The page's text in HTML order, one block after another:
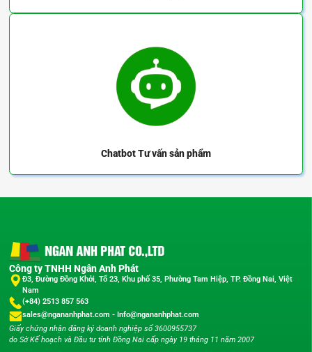
WLS-HSCT-P
ChatbotTư vấn sản phẩm
Công ty TNHH Ngân Anh Phát
Đ3, Đường Đồng Khởi, Tổ 23, Khu phố 35, Phường Tam Hiệp, TP. Đồng Nai, Việt
Nam
(+84) 2513 857 563
sales@ngananhphat.com - Info@ngananhphat.com
Giấy chứng nhận đăng ký doanh nghiệp số 3600955737
do Sở Kế hoạch và Đầu tư tỉnh Đồng Nai cấp ngày 19 tháng 11 năm 2007